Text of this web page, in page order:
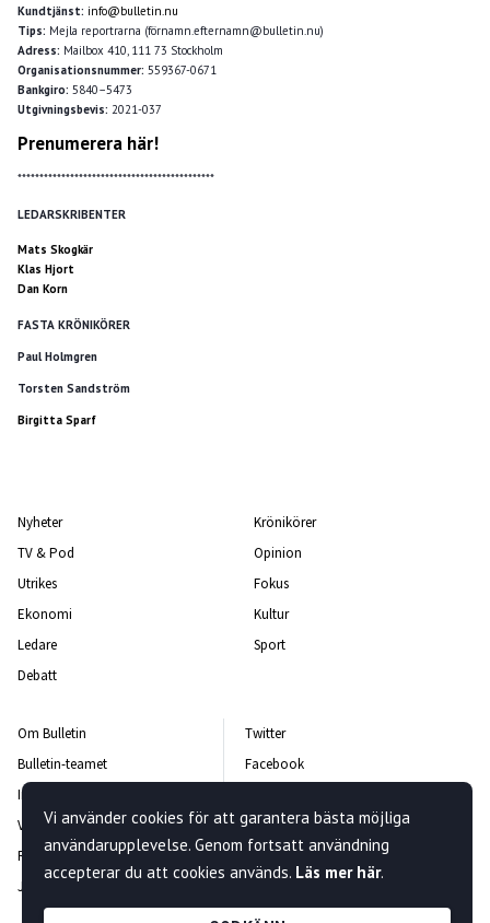
Kundtjänst: info@bulletin.nu
Tips: Mejla reportrarna (förnamn.efternamn@bulletin.nu)
Adress: Mailbox 410, 111 73 Stockholm
Organisationsnummer: 559367-0671
Bankgiro: 5840–5473
Utgivningsbevis: 2021-037
Prenumerera här!
*********************************************
LEDARSKRIBENTER
Mats Skogkär
Klas Hjort
Dan Korn
FASTA KRÖNIKÖRER
Paul Holmgren
Torsten Sandström
Birgitta Sparf
Nyheter
TV & Pod
Utrikes
Ekonomi
Ledare
Debatt
Krönikörer
Opinion
Fokus
Kultur
Sport
Om Bulletin
Bulletin-teamet
Integritetspolicy
Vanliga frågor och svar
Rättelsepolicy
Jobba hos oss
Twitter
Facebook
Kontakta oss
Nyhetsbrev
Vi använder cookies för att garantera bästa möjliga
användarupplevelse. Genom fortsatt användning
accepterar du att cookies används. Läs mer här.